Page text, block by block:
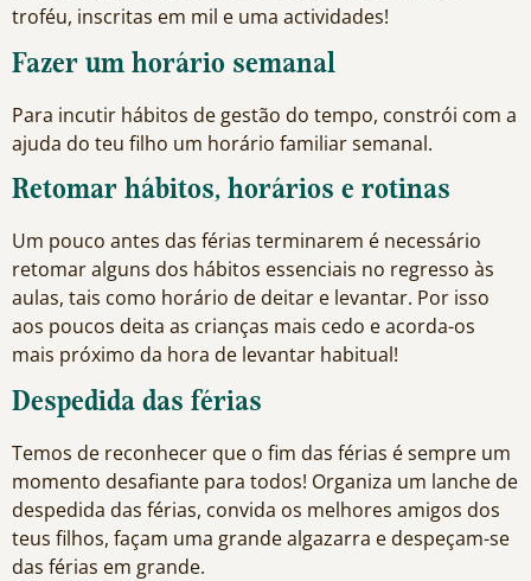
troféu, inscritas em mil e uma actividades!
Fazer um horário semanal
Para incutir hábitos de gestão do tempo, constrói com a
ajuda do teu filho um horário familiar semanal.
Retomar hábitos, horários e rotinas
Um pouco antes das férias terminarem é necessário
retomar alguns dos hábitos essenciais no regresso às
aulas, tais como horário de deitar e levantar. Por isso
aos poucos deita as crianças mais cedo e acorda-os
mais próximo da hora de levantar habitual!
Despedida das férias
Temos de reconhecer que o fim das férias é sempre um
momento desafiante para todos! Organiza um lanche de
despedida das férias, convida os melhores amigos dos
teus filhos, façam uma grande algazarra e despeçam-se
das férias em grande.